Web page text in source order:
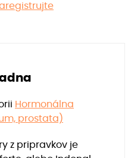
Hormonálna
prostata)
z pripravkov je